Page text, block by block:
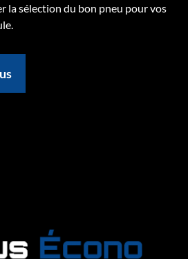
la sélection du bon pneu pour vos